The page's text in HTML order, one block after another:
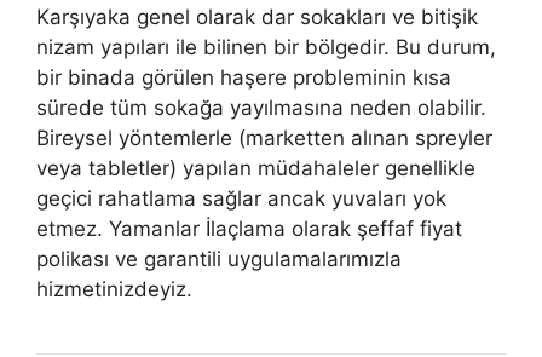
Karşıyaka genel olarak dar sokakları ve bitişik
nizam yapıları ile bilinen bir bölgedir. Bu durum,
bir binada görülen haşere probleminin kısa
sürede tüm sokağa yayılmasına neden olabilir.
Bireysel yöntemlerle (marketten alınan spreyler
veya tabletler) yapılan müdahaleler genellikle
geçici rahatlama sağlar ancak yuvaları yok
etmez. Yamanlar İlaçlama olarak şeffaf fiyat
polikası ve garantili uygulamalarımızla
hizmetinizdeyiz.